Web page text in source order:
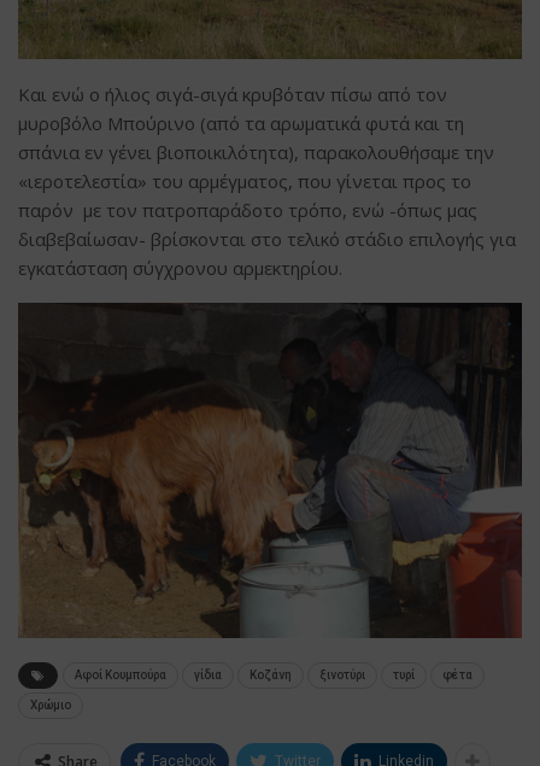
Και ενώ ο ήλιος σιγά-σιγά κρυβόταν πίσω από τον
μυροβόλο Μπούρινο (από τα αρωματικά φυτά και τη
σπάνια εν γένει βιοποικιλότητα), παρακολουθήσαμε την
«ιεροτελεστία» του αρμέγματος, που γίνεται προς το
παρόν με τον πατροπαράδοτο τρόπο, ενώ -όπως μας
διαβεβαίωσαν- βρίσκονται στο τελικό στάδιο επιλογής για
εγκατάσταση σύγχρονου αρμεκτηρίου.
Αφοί Κουμπούρα γίδια Κοζάνη ξινοτύρι τυρί φέτα
Χρώμιο
Facebook Twitter Linkedin